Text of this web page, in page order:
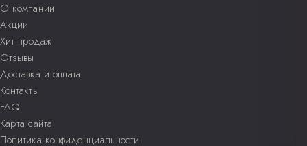
О компании
Акции
Хит продаж
Отзывы
Доставка и оплата
Контакты
FAQ
Карта сайта
Политика конфиденциальности